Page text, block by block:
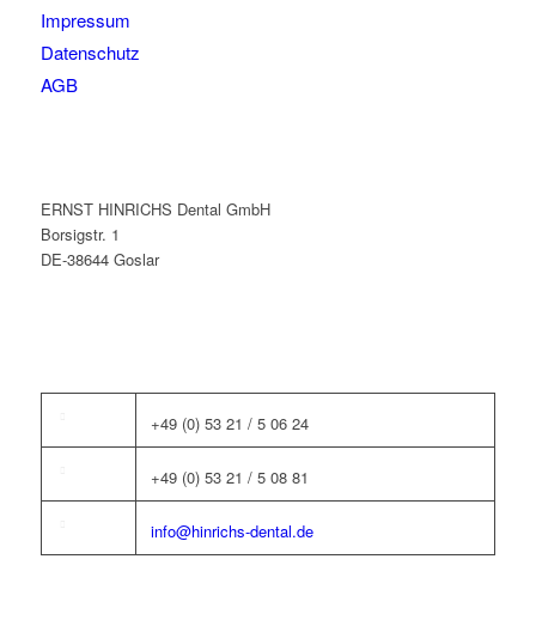
Impressum
Datenschutz
AGB
ERNST HINRICHS Dental GmbH
Borsigstr. 1
DE-38644 Goslar
+49 (0) 53 21 / 5 06 24
+49 (0) 53 21 / 5 08 81
info@hinrichs-dental.de